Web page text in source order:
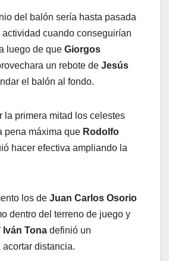
del balón sería hasta pasada
actividad cuando conseguirían
luego de que Giorgos
un rebote de Jesús
el balón al fondo.
la primera mitad los celestes
pena máxima que Rodolfo
hacer efectiva ampliando la
los de Juan Carlos Osorio
dentro del terreno de juego y
Iván Tona definió un
distancia.